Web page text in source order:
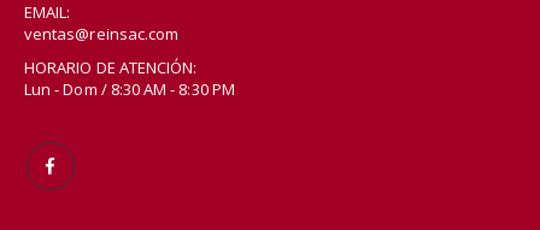
EMAIL:
ventas@reinsac.com
HORARIO DE ATENCIÓN:
Lun - Dom / 8:30 AM - 8:30 PM